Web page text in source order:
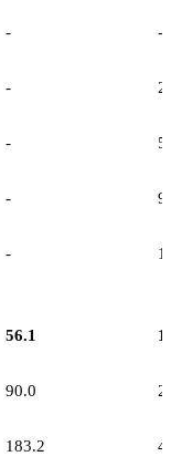
- -
-
-
-
-
56.1
90.0
183.2